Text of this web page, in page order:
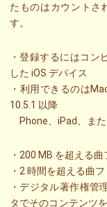
たものはカウントさ
す。
・登録するにはコン
した iOS デバイス
・利用できるのは
10.5.1 以降
Phone、iPad、また
・200 MB を超える
・2 時間を超える曲
・デジタル著作権管
タでそのコンテンツ